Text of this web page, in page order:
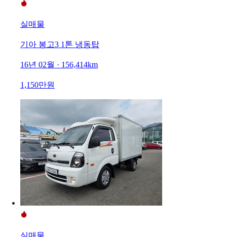
실매물
기아 봉고3 1톤 냉동탑
16년 02월 · 156,414km
1,150만원
실매물